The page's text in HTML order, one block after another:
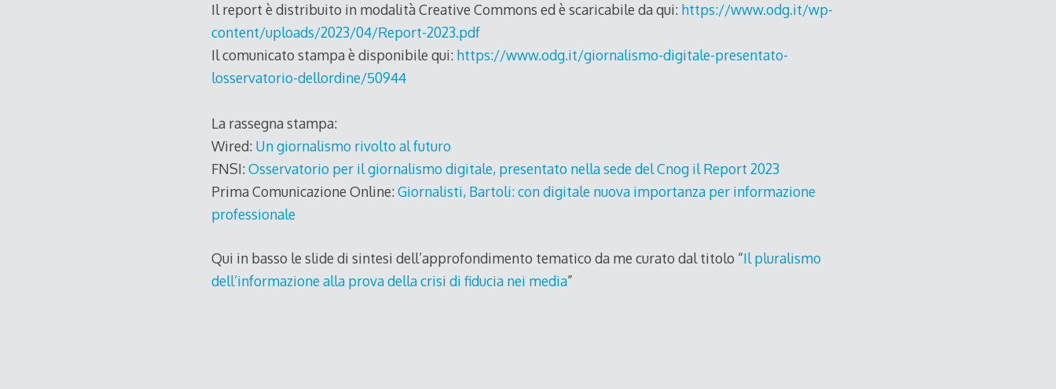
Il report è distribuito in modalità Creative Commons ed è scaricabile da qui: https://www.odg.it/wp-
content/uploads/2023/04/Report-2023.pdf
Il comunicato stampa è disponibile qui: https://www.odg.it/giornalismo-digitale-presentato-
losservatorio-dellordine/50944
La rassegna stampa:
Wired: Un giornalismo rivolto al futuro
FNSI:Osservatorio per il giornalismo digitale, presentato nella sede del Cnog il Report 2023
Prima Comunicazione Online:Giornalisti, Bartoli: con digitale nuova importanza per informazione
professionale
Qui in basso le slide di sintesi dell’approfondimento tematico da me curato dal titolo “Il pluralismo
dell’informazione alla prova della crisi di fiducia nei media”